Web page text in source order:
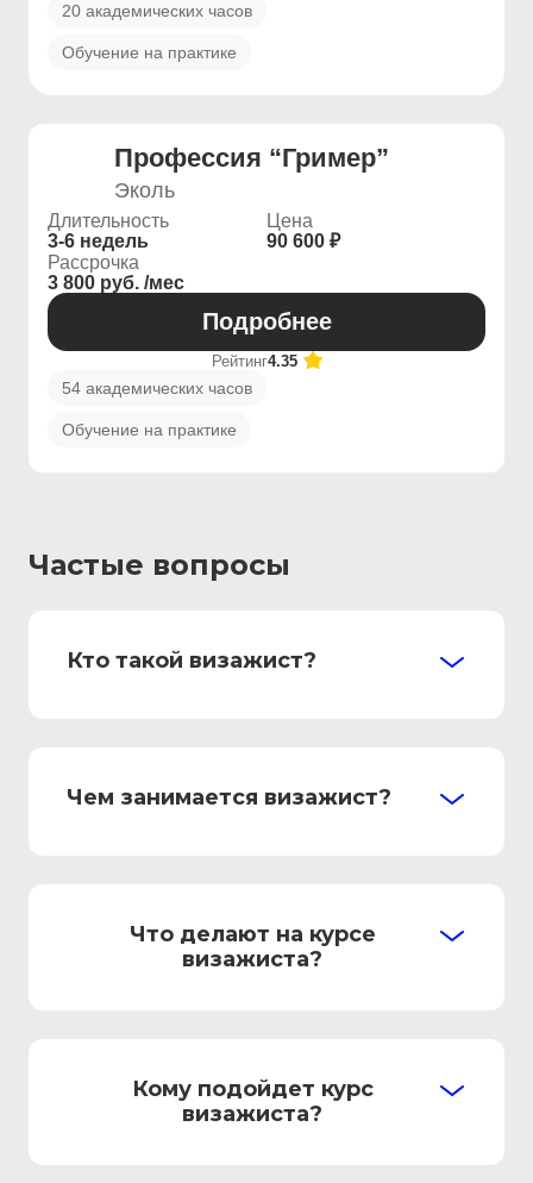
20 академических часов
Обучение на практике
Профессия “Гример”
Эколь
Длительность
3-6 недель
Цена
90 600 ₽
Рассрочка
3 800 руб. /мес
Подробнее
Рейтинг4.35
54 академических часов
Обучение на практике
Частые вопросы
Кто такой визажист?
Чем занимается визажист?
Что делают на курсе
визажиста?
Кому подойдет курс
визажиста?